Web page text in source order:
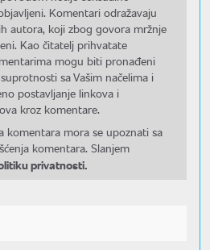
Komentari odražavaju
autora, koji zbog govora mržnje
Kao čitatelj prihvatate
mogu biti pronađeni
sa Vašim načelima i
postavljanje linkova i
kroz komentare.
komentara mora se upoznati sa
komentara. Slanjem
privatnosti.